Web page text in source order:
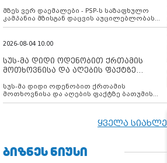
მზეს ვერ დაემალები - PSP-ს საზაფხულო
კამპანია მზისგან დაცვის აუცილებლობას
გვახსენებს
2026-08-04 10:00
სუს-მა დიდი ოდენობით ქრთამის
მოთხოვნისა და აღების ფაქტზე
დააკავა
სუს-მა დიდი ოდენობით ქრთამის
მოთხოვნისა და აღების ფაქტზე ბათუმის
მერიის თანამშრომელი დააკავა
ყველა სიახლე
ᲑᲘᲖᲜᲔᲡ ᲜᲘᲣᲡᲘ